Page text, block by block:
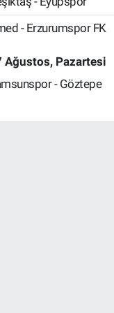
- Erzurumspor FK
Ağustos, Pazartesi
- Göztepe